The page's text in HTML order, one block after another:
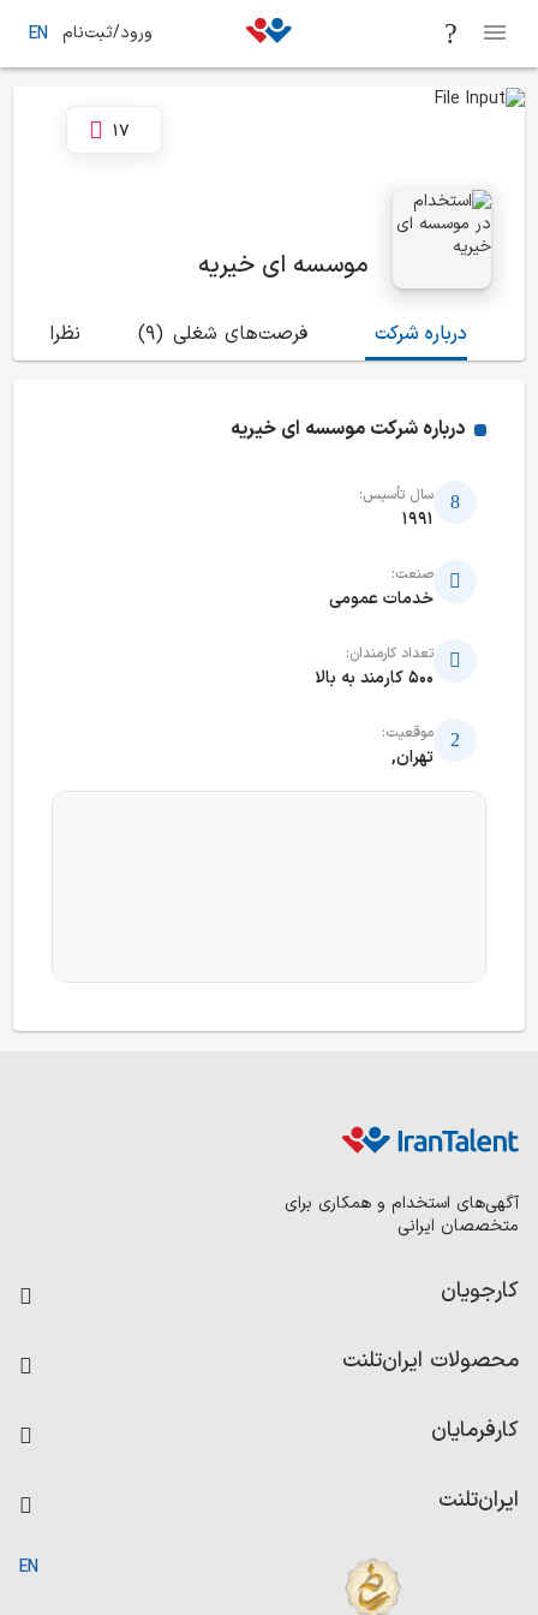
ورود/ثبت‌نام EN
موسسه ای خیریه
17
درباره شرکت (9) فرصت‌های شغلی نظرات
درباره شرکت موسسه ای خیریه
سال تأسیس:
1991
صنعت:
خدمات عمومی
تعداد کارمندان:
500 کارمند به بالا
موقعیت:
تهران,
آگهی‌های استخدام و همکاری برای
متخصصان ایرانی
کارجویان
رزومه ساز
امتیاز شرکت‌ها
محصولات ایران‌تلنت
کاردیکس
کارفرمایان
ایران‌تلنت
EN